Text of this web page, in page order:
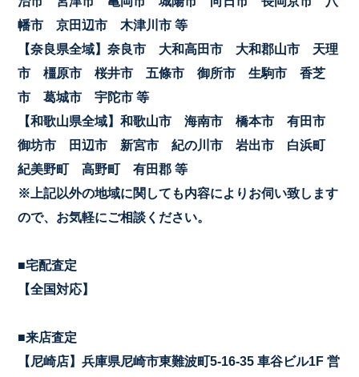
幡市 京田辺市 木津川市 等
【奈良県全域】奈良市 大和高田市 大和郡山市 天理
市 橿原市 桜井市 五條市 御所市 生駒市 香芝
市 葛城市 宇陀市 等
【和歌山県全域】和歌山市 海南市 橋本市 有田市
御坊市 田辺市 新宮市 紀の川市 岩出市 白浜町
紀美野町 高野町 有田郡 等
※上記以外の地域に関しても内容によりお伺い致します
ので、お気軽にご相談ください。
■宅配査定
【全国対応】
■来店査定
【尼崎店】兵庫県尼崎市東難波町5-16-35 車谷ビル1F 営